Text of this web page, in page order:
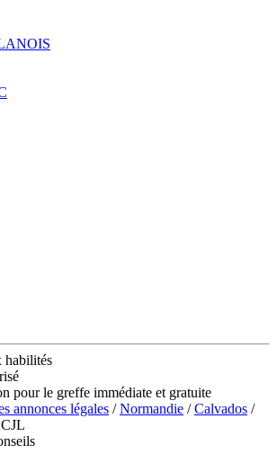
habilités
pour le greffe immédiate et gratuite
annonces légales /Normandie /Calvados /